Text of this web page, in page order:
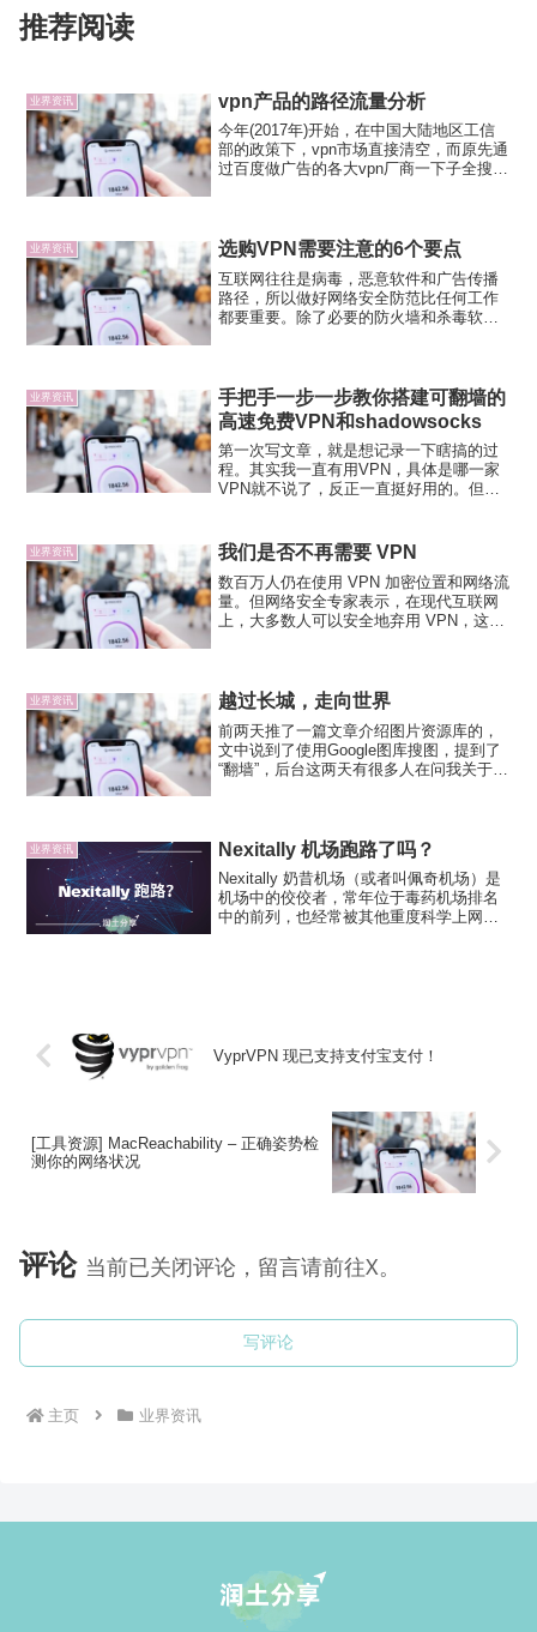
推荐阅读
业界资讯 vpn产品的路径流量分析
今年(2017年)开始，在中国大陆地区工信
部的政策下，vpn市场直接清空，而原先通
过百度做广告的各大vpn厂商一下子全搜不
市...
业界资讯 选购VPN需要注意的6个要点
互联网往往是病毒，恶意软件和广告传播
路径，所以做好网络安全防范比任何工作
都要重要。除了必要的防火墙和杀毒软件
浏览隐私，银行和邮箱...
业界资讯
手把手一步一步教你搭建可翻墙的
高速免费VPN和shadowsocks
第一次写文章，就是想记录一下瞎搞的过
程。其实我一直有用VPN，具体是哪一家
VPN就不说了，反正一直挺好用的。但是
自己学习搞起来。无非是花点钱搞事情
嘛。然后开始各种查资料，...
业界资讯 我们是否不再需要 VPN
数百万人仍在使用 VPN 加密位置和网络流
量。但网络安全专家表示，在现代互联网
上，大多数人可以安全地弃用 VPN，这要
业界资讯 越过长城，走向世界
前两天推了一篇文章介绍图片资源库的，
文中说到了使用Google图库搜图，提到了
“翻墙”，后台这两天有很多人在问我关于
分享出来。...
业界资讯 Nexitally 机场跑路了吗？
Nexitally 奶昔机场（或者叫佩奇机场）是
机场中的佼佼者，常年位于毒药机场排名
中的前列，也经常被其他重度科学上网爱
VyprVPN 现已支持支付宝支付！
[工具资源] MacReachability – 正确姿势检
测你的网络状况
评论 当前已关闭评论，留言请前往X。
写评论
主页 业界资讯